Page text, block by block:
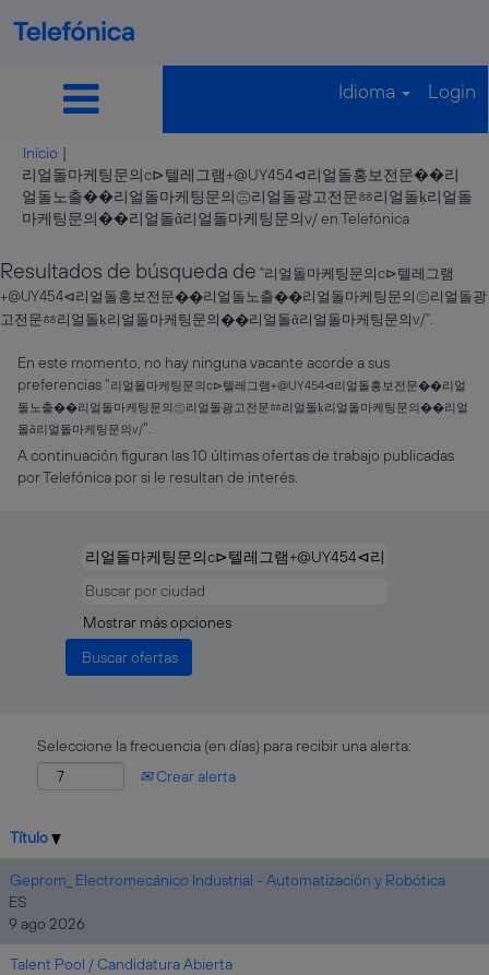
Idioma Login
Inicio |
리얼돌마케팅문의c⊳텔레그램+@UY454⊲리얼돌홍보전문��리
얼돌노출��리얼돌마케팅문의㊂리얼돌광고전문ㆅ리얼돌ḳ리얼돌
마케팅문의��리얼돌ᾶ리얼돌마케팅문의v/ en Telefónica(página
Resultados de búsqueda de "리얼돌마케팅문의c⊳텔레그램
+@UY454⊲리얼돌홍보전문��리얼돌노출��리얼돌마케팅문의㊂리얼돌광
고전문ㆅ리얼돌ḳ리얼돌마케팅문의��리얼돌ᾶ리얼돌마케팅문의v/".
En este momento, no hay ninguna vacante acorde a sus
preferencias "리얼돌마케팅문의c⊳텔레그램+@UY454⊲리얼돌홍보전문��리얼
돌노출��리얼돌마케팅문의㊂리얼돌광고전문ㆅ리얼돌ḳ리얼돌마케팅문의��리얼
돌ᾶ리얼돌마케팅문의v/".
A continuación figuran las 10 últimas ofertas de trabajo publicadas
por Telefónica por si le resultan de interés.
Mostrar más opciones
Seleccione la frecuencia (en días) para recibir una alerta:
Crear alerta
Título
Geprom_ Electromecánico Industrial - Automatización y Robótica
ES
9 ago 2026
Talent Pool / Candidatura Abierta